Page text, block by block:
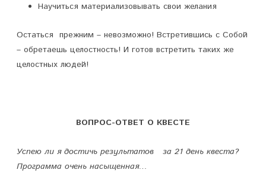
Научиться материализовывать свои желания
Остаться прежним – невозможно! Встретившись с Собой
– обретаешь целостность! И готов встретить таких же
целостных людей!
ВОПРОС-ОТВЕТ О КВЕСТЕ
Успею ли я достичь результатов за 21 день квеста?
Программа очень насыщенная…